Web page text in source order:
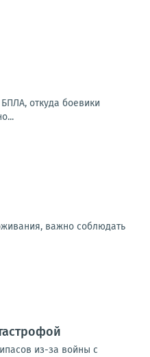
откуда боевики
важно соблюдать
из-за войны с